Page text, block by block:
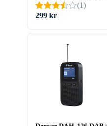
(1)
299 kr